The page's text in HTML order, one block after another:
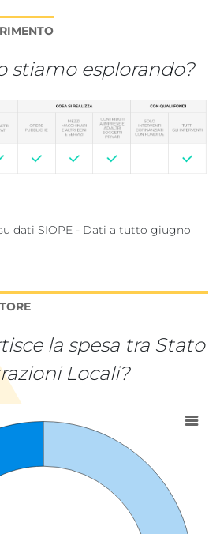
stiamo esplorando?
dati SIOPE - Dati a tutto giugno
la spesa tra Stato
Locali?
dati, Totale: 69,1 Mld